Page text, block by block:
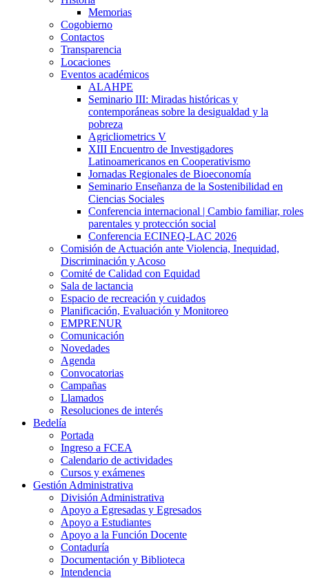
Memorias
Cogobierno
Contactos
Transparencia
Locaciones
Eventos académicos
ALAHPE
Seminario III: Miradas históricas y
contemporáneas sobre la desigualdad y la
pobreza
Agricliometrics V
XIII Encuentro de Investigadores
Latinoamericanos en Cooperativismo
Jornadas Regionales de Bioeconomía
Seminario Enseñanza de la Sostenibilidad en
Ciencias Sociales
Conferencia internacional | Cambio familiar, roles
parentales y protección social
Conferencia ECINEQ-LAC 2026
Comisión de Actuación ante Violencia, Inequidad,
Discriminación y Acoso
Comité de Calidad con Equidad
Sala de lactancia
Espacio de recreación y cuidados
Planificación, Evaluación y Monitoreo
EMPRENUR
Comunicación
Novedades
Agenda
Convocatorias
Campañas
Llamados
Resoluciones de interés
Bedelía
Portada
Ingreso a FCEA
Calendario de actividades
Cursos y exámenes
Gestión Administrativa
División Administrativa
Apoyo a Egresadas y Egresados
Apoyo a Estudiantes
Apoyo a la Función Docente
Contaduría
Documentación y Biblioteca
Intendencia